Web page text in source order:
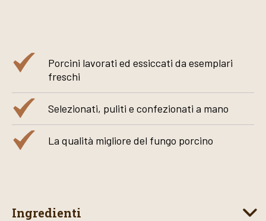
Porcini lavorati ed essiccati da esemplari
freschi
Selezionati, puliti e confezionati a mano
La qualità migliore del fungo porcino
Ingredienti